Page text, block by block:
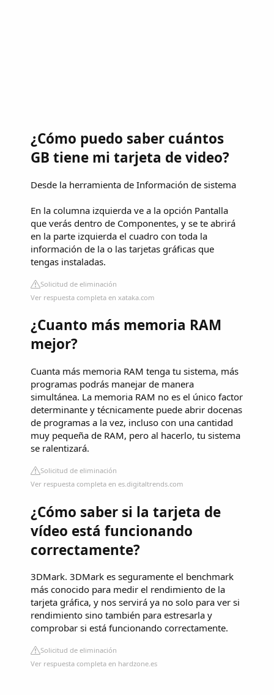
¿Cómo puedo saber cuántos
GB tiene mi tarjeta de video?
Desde la herramienta de Información de sistema
En la columna izquierda ve a la opción Pantalla
que verás dentro de Componentes, y se te abrirá
en la parte izquierda el cuadro con toda la
información de la o las tarjetas gráficas que
tengas instaladas.
Solicitud de eliminación
Ver respuesta completa en xataka.com
¿Cuanto más memoria RAM
mejor?
Cuanta más memoria RAM tenga tu sistema, más
programas podrás manejar de manera
simultánea. La memoria RAM no es el único factor
determinante y técnicamente puede abrir docenas
de programas a la vez, incluso con una cantidad
muy pequeña de RAM, pero al hacerlo, tu sistema
se ralentizará.
Solicitud de eliminación
Ver respuesta completa en es.digitaltrends.com
¿Cómo saber si la tarjeta de
vídeo está funcionando
correctamente?
3DMark. 3DMark es seguramente el benchmark
más conocido para medir el rendimiento de la
tarjeta gráfica, y nos servirá ya no solo para ver si
rendimiento sino también para estresarla y
comprobar si está funcionando correctamente.
Solicitud de eliminación
Ver respuesta completa en hardzone.es